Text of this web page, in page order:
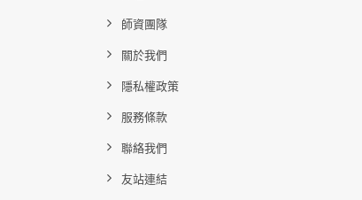
師資團隊
關於我們
隱私權政策
服務條款
聯絡我們
友站連結